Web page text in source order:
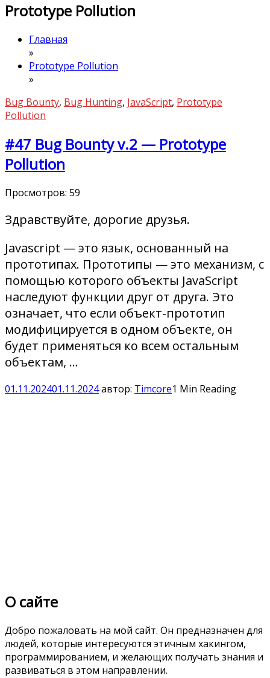
Prototype Pollution
Главная
»
Prototype Pollution
»
Bug Bounty, Bug Hunting, JavaScript, Prototype
Pollution
#47 Bug Bounty v.2 — Prototype
Pollution
Просмотров: 59
Здравствуйте, дорогие друзья.
Javascript — это язык, основанный на
прототипах. Прототипы — это механизм, с
помощью которого объекты JavaScript
наследуют функции друг от друга. Это
означает, что если объект-прототип
модифицируется в одном объекте, он
будет применяться ко всем остальным
объектам, …
01.11.202401.11.2024автор: Timcore1 Min Reading
О сайте
Добро пожаловать на мой сайт. Он предназначен для
людей, которые интересуются этичным хакингом,
программированием, и желающих получать знания и
развиваться в этом направлении.